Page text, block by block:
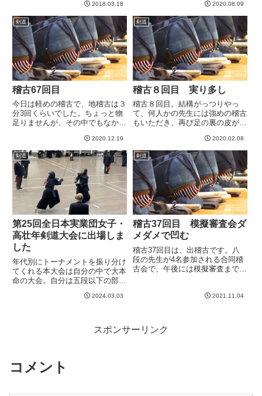
るなー、という感じ。さて、昨夜
遊びに来てくれた友人の一人が、
「パイナップル＋生山椒＋オリー
ブ...
2018.03.18
もりっぱなしでどこにもいきませ
んでした。まあ、スーパーに1
回、重装備で買い物いったくら
い。さて、戻ってきて昨夜稽古２
３回...
2020.08.09
剣道
稽古67回目
今日は軽めの稽古で、地稽古は３
分3回くらいでした。ちょっと物
足りませんが、その中でもなかな
回、引き小手や返し面を何本か当
てられてしまった３０代剣士に今
回はリベンジできたと思います＾
＾今回はしっかりと圧をかけてし
っ...
2020.12.19
剣道
稽古８回目 実り多し
稽古８回目。結構がっつりやっ
て、何人かの先生には強めの稽古
もいただき、再び足の裏の皮がむ
でもすごく充実していていい気分
です。自分としては今日の稽古は
かなり良かったんじゃないかとお
もっています。気づきも多かっ
た。...
2020.02.08
剣道
第25回全日本実業団女子・
高壮年剣道大会に出場しま
した
年代別にトーナメントを振り分け
てくれる本大会は自分の中で大本
命の大会。自分は五段以下の部に
去、上位の成績をおさめたことも
経験の少ない自分はまずは1勝が
2024.03.03
剣道
稽古37回目 模擬審査会ダ
メダメで凹む
稽古37回目は、出稽古です。八
段の先生が4名参加される合同稽
古会で、午後には模擬審査までお
謝です。さて、稽古は八段の先生
か...
2021.11.04
スポンサーリンク
コメント